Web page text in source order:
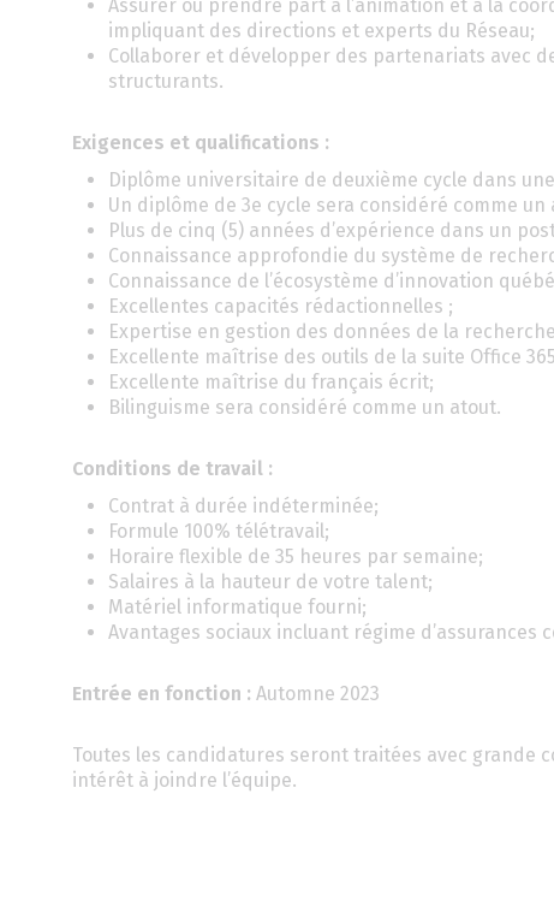
Assurer ou prendre part à l’animation et à la
impliquant des directions et experts du Réseau;
Collaborer et développer des partenariats avec
structurants.
Exigences et qualifications :
Diplôme universitaire de deuxième cycle dans
Un diplôme de 3e cycle sera considéré comme un
Plus de cinq (5) années d’expérience dans un
Connaissance approfondie du système de
Connaissance de l’écosystème d’innovation
Excellentes capacités rédactionnelles ;
Expertise en gestion des données de la
Excellente maîtrise des outils de la suite Office
Excellente maîtrise du français écrit;
Bilinguisme sera considéré comme un atout.
Conditions de travail :
Contrat à durée indéterminée;
Formule 100% télétravail;
Horaire flexible de 35 heures par semaine;
Salaires à la hauteur de votre talent;
Matériel informatique fourni;
Avantages sociaux incluant régime d’assurances
Entrée en fonction : Automne 2023
Toutes les candidatures seront traitées avec grande
intérêt à joindre l’équipe.